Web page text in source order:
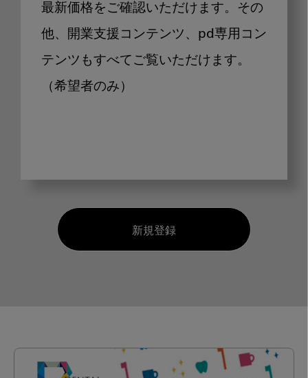
最新価格をご確認いただけます。その
他、開業支援コンテンツ、pd専用コン
テンツもすべてご覧いただけます。
（希望者のみ）
新規登録